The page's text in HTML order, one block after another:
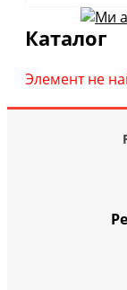
Каталог
Элемент не